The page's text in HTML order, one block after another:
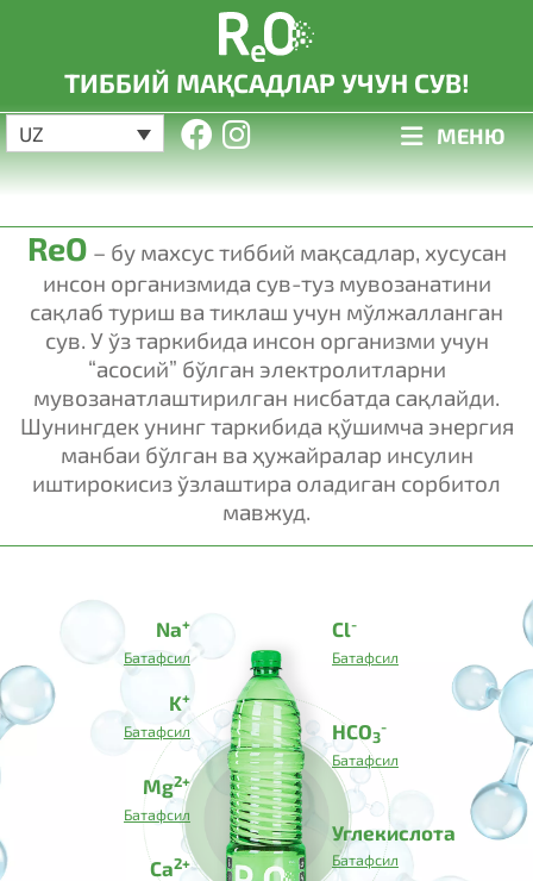
ТИББИЙ МАҚСАДЛАР УЧУН СУВ!
UZ МЕНЮ
ReO – бу махсус тиббий мақсадлар, хусусан
инсон организмида сув-туз мувозанатини
сақлаб туриш ва тиклаш учун мўлжалланган
сув. У ўз таркибида инсон организми учун
“асосий” бўлган электролитларни
мувозанатлаштирилган нисбатда сақлайди.
Шунингдек унинг таркибида қўшимча энергия
манбаи бўлган ва ҳужайралар инсулин
иштирокисиз ўзлаштира оладиган сорбитол
мавжуд.
Углекислота
Батафсил
Na+
Батафсил
Mg2+
Батафсил
Cl-
Батафсил
K+
Батафсил
Ca2+
HCO3
-
Батафсил